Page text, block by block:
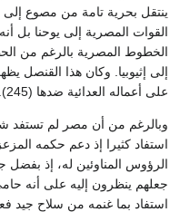
ينتقل بحرية تامة من مصوع إلى
القوات المصرية إلى يوحنا بل
الخطوط المصرية بالرغم من
إلى إثيوبيا. وكان هذا القنصل
على أعماله العدائية ضدها (245).
وبالرغم من أن مصر لم تستفد
استفاد كثيرا إذ دعم حكمه
الرؤوس المناوئين له، إذ بفضل
استفاد بما غنمه من سلاح جيد